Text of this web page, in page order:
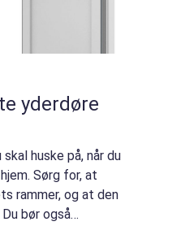
yderdøre
huske på, når du
Sørg for, at
rammer, og at den
bør også